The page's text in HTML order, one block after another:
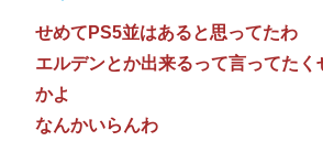
せめてPS5並はあると思ってたわ
エルデンとか出来るって言ってた
かよ
なんかいらんわ